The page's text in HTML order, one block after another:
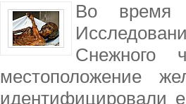
Во время
Снежного
местоположение
идентифицировали